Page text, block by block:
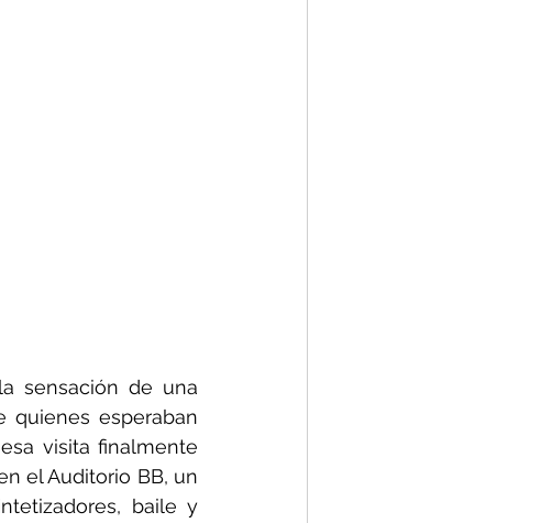
sensación de una
quienes esperaban
visita finalmente
el Auditorio BB, un
baile y